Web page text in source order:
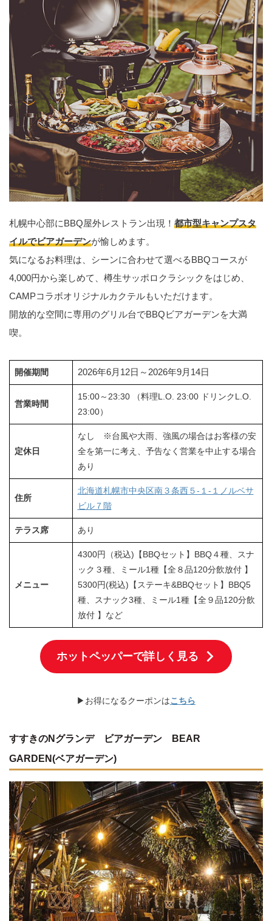
札幌中心部にBBQ屋外レストラン出現！ 都市型キャンプスタ
イルでビアガーデンが愉しめます。
気になるお料理は、シーンに合わせて選べるBBQコースが
4,000円から楽しめて、樽生サッポロクラシックをはじめ、
CAMPコラボオリジナルカクテルもいただけます。
開放的な空間に専用のグリル台でBBQビアガーデンを大満
喫。
開催期間 2026年6月12日～2026年9月14日
営業時間
15:00～23:30 （料理L.O. 23:00 ドリンクL.O.
23:00）
定休日
なし ※台風や大雨、強風の場合はお客様の安
全を第一に考え、予告なく営業を中止する場合
あり
住所
北海道札幌市中央区南３条西５-１-１ノルベサ
ビル７階
テラス席 あり
メニュー
4300円（税込)【BBQセット】BBQ４種、スナ
ック３種、ミール1種【全８品120分飲放付 】
5300円(税込)【ステーキ&BBQセット】BBQ5
種、スナック3種、ミール1種【全９品120分飲
放付 】など
ホットペッパーで詳しく見る
▶お得になるクーポンはこちら
すすきのNグランデ ビアガーデン BEAR
GARDEN(ベアガーデン)